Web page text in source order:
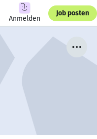
Anmelden
Job posten